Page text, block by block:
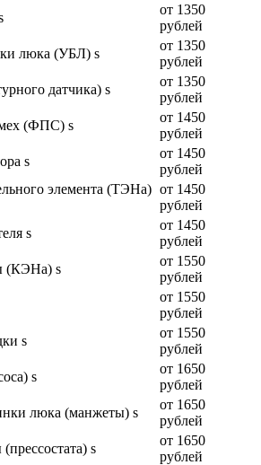
от 1350
рублей
люка (УБЛ) s
от 1350
рублей
датчика) s
от 1350
рублей
(ФПС) s
от 1450
рублей
s
от 1450
рублей
элемента (ТЭНа) от 1450
рублей
s
от 1450
рублей
(КЭНа) s
от 1550
рублей
от 1550
рублей
s
от 1550
рублей
s
от 1650
рублей
люка (манжеты) s
от 1650
рублей
s
от 1650
рублей